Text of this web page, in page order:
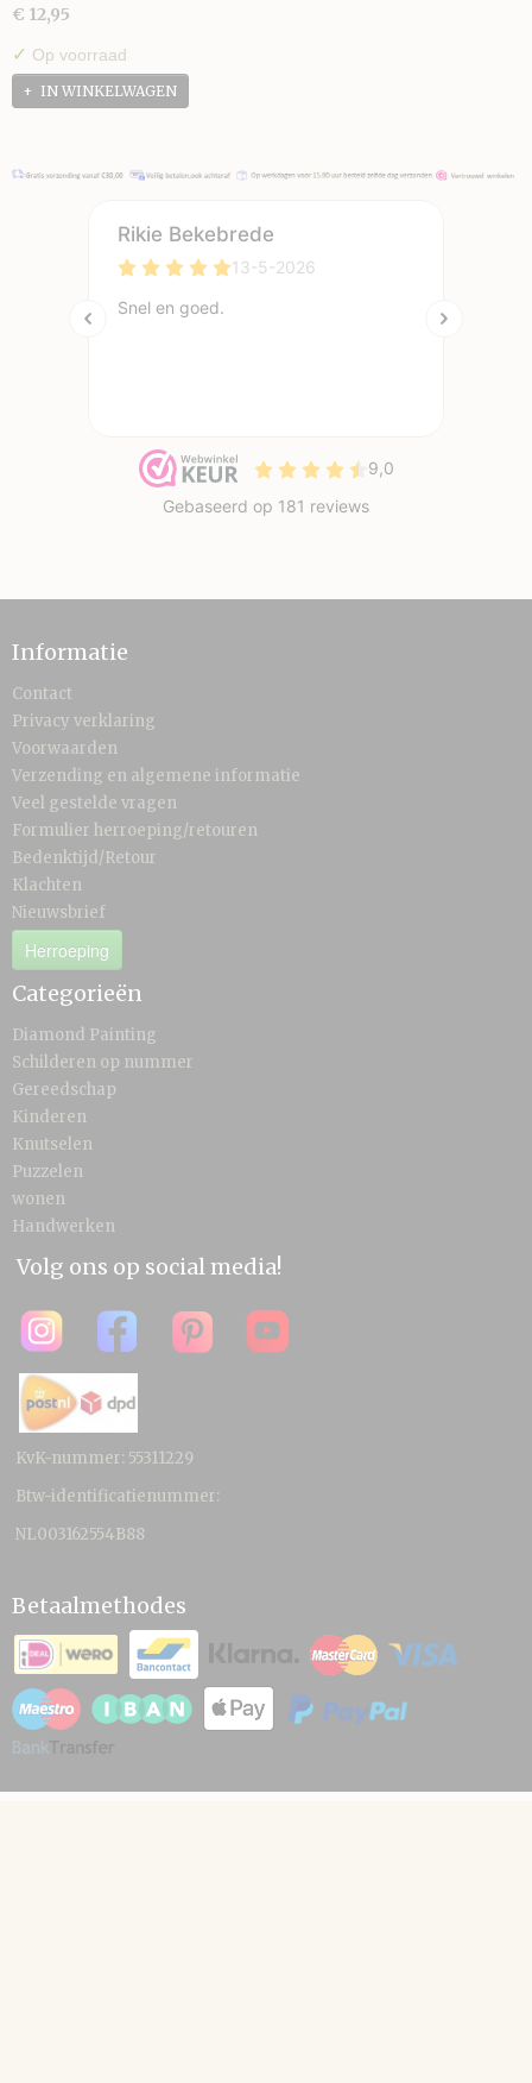
€ 12,95
✓ Op voorraad
IN WINKELWAGEN
Informatie
Contact
Privacy verklaring
Voorwaarden
Verzending en algemene informatie
Veel gestelde vragen
Formulier herroeping/retouren
Bedenktijd/Retour
Klachten
Nieuwsbrief
Herroeping
Categorieën
Diamond Painting
Schilderen op nummer
Gereedschap
Kinderen
Knutselen
Puzzelen
wonen
Handwerken
Volg ons op social media!
KvK-nummer: 55311229
Btw-identificatienummer:
NL003162554B88
Betaalmethodes